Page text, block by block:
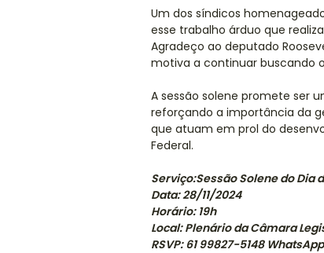
Um dos síndicos
esse trabalho árduo que
Agradeço ao deputado
motiva a continuar buscando
A sessão solene promete ser
reforçando a importância da
que atuam em prol do
Federal.
Serviço:Sessão Solene do Dia
Data: 28/11/2024
Horário: 19h
Local: Plenário da Câmara
RSVP: 61 99827-5148 WhatsApp